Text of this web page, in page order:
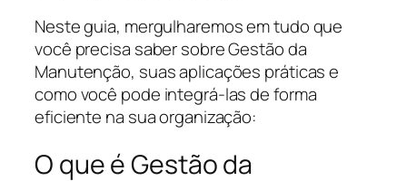
Neste guia, mergulharemos em tudo que
você precisa saber sobre Gestão da
Manutenção, suas aplicações práticas e
como você pode integrá-las de forma
eficiente na sua organização:
O que é Gestão da